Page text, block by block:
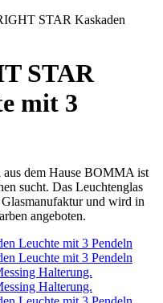
STAR Kaskaden
STAR
mit 3
aus dem Hause BOMMA ist
sucht. Das Leuchtenglas
und wird in
angeboten.
Halterung.